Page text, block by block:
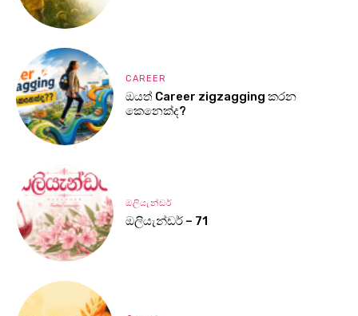
CAREER
ඔයත් Career zigzagging කරන
කෙනෙක්ද?
ඔලියැන්ඩර්
ඔලියැන්ඩර් – 71